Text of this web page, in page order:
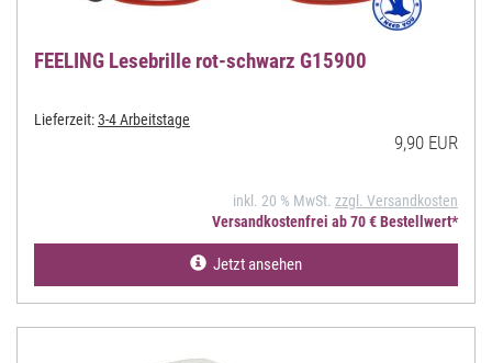
FEELING Lesebrille rot-schwarz G15900
Lieferzeit:3-4 Arbeitstage
9,90 EUR
inkl. 20 % MwSt. zzgl. Versandkosten
Versandkostenfrei ab 70 € Bestellwert*
Jetzt ansehen